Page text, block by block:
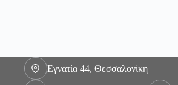
Εγνατία 44, Θεσσαλονίκη